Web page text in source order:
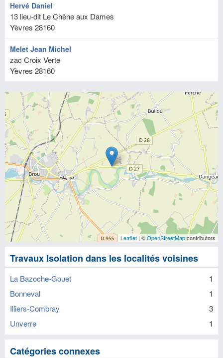
Hervé Daniel
13 lieu-dit Le Chêne aux Dames
Yèvres 28160
Melet Jean Michel
zac Croix Verte
Yèvres 28160
Leaflet | ©OpenStreetMapcontributors
Travaux Isolation dans les localités voisines
La Bazoche-Gouet
1
Bonneval
1
Illiers-Combray
3
Unverre
1
Catégories connexes